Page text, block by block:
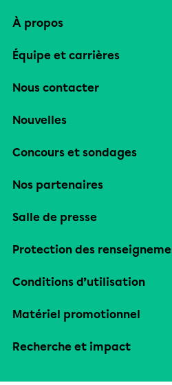
À propos
Équipe et carrières
Nous contacter
Nouvelles
Concours et sondages
Nos partenaires
Salle de presse
Protection des
Conditions d’utilisation
Matériel promotionnel
Recherche et impact